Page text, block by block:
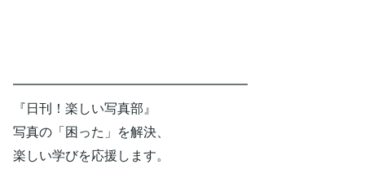
━━━━━━━━━━━━━━━━━━
『日刊！楽しい写真部』
写真の「困った」を解決、
楽しい学びを応援します。